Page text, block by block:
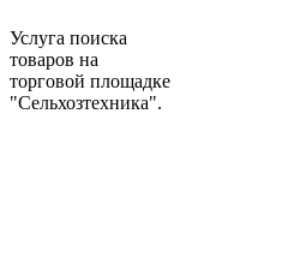
Услуга поиска
товаров на
торговой площадке
"Сельхозтехника".